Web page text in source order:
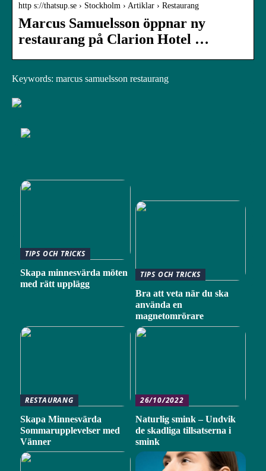
http s://thatsup.se › Stockholm › Artiklar › Restaurang
Marcus Samuelsson öppnar ny
restaurang på Clarion Hotel …
Keywords: marcus samuelsson restaurang
TIPS OCH TRICKS
Skapa minnesvärda möten
med rätt upplägg
TIPS OCH TRICKS
Bra att veta när du ska
använda en
magnetomrörare
RESTAURANG
Skapa Minnesvärda
Sommarupplevelser med
Vänner
26/10/2022
Naturlig smink – Undvik
de skadliga tillsatserna i
smink